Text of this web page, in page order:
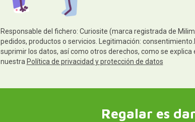
Responsable del fichero: Curiosite (marca registrada de
pedidos, productos o servicios. Legitimación:
suprimir los datos, así como otros derechos, como se
nuestra Política de privacidad y protección de datos
Regalar es